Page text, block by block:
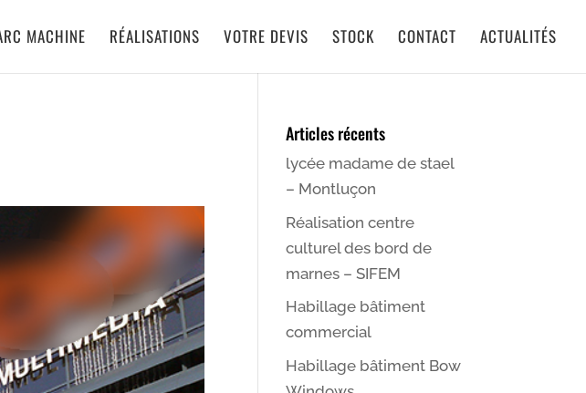
MACHINE RÉALISATIONS VOTRE DEVIS STOCK CONTACT ACTUALITÉS
Articles récents
lycée madame de stael
– Montluçon
Réalisation centre
culturel des bord de
marnes – SIFEM
Habillage bâtiment
commercial
Habillage bâtiment Bow